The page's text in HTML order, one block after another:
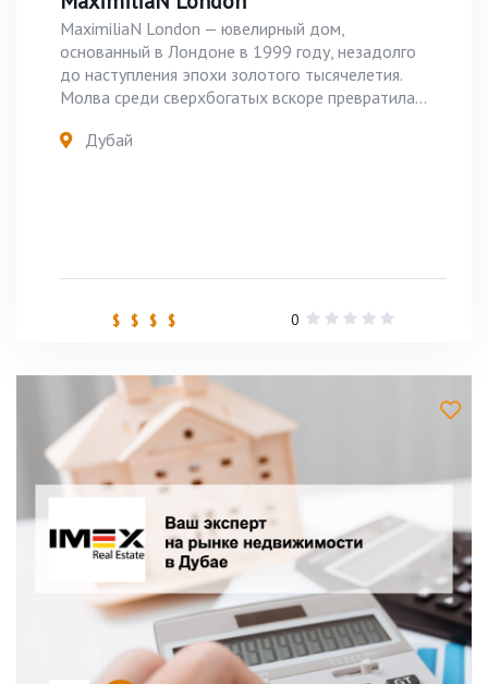
MaximiliaN London — ювелирный дом,
основанный в Лондоне в 1999 году, незадолго
до наступления эпохи золотого тысячелетия.
Молва среди сверхбогатых вскоре превратила...
Дубай
$ $ $ $ 0